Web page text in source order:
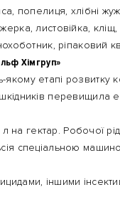
попелиця, хлібні
листовійка, кліщ,
ріпаковий
Хімгруп»
етапі розвитку
перевищила
л на гектар. Робочої
спеціальною
іншими